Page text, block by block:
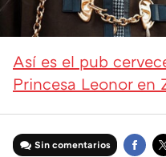
Así es el pub
Princesa Leonor en
Sin comentarios